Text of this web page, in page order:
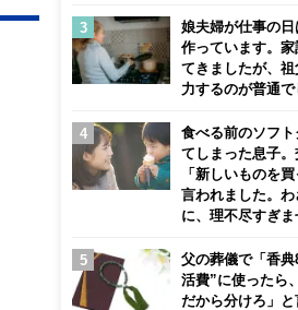
娘夫婦が仕事の
作っています。家
てきましたが、
力するのが普通で
食べる前のソフト
てしまった息子。
「新しいものを
言われました。
に、理不尽すぎま
父の葬儀で「香
活費”に使ったら
だから分けろ」